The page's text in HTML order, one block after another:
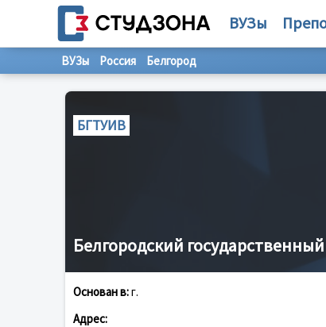
ВУЗы
ВУЗы Россия Белгород
БГТУИВ
Белгородский
Основан в:г.
Адрес: